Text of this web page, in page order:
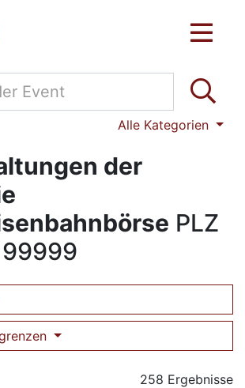
Alle Kategorien
der
PLZ
258 Ergebnisse